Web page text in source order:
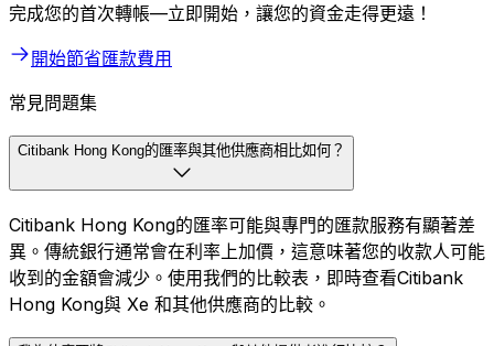
完成您的首次轉帳—立即開始，讓您的資金走得更遠！
開始節省匯款費用
常見問題集
Citibank Hong Kong的匯率與其他供應商相比如何？
Citibank Hong Kong的匯率可能與專門的匯款服務有顯著差
異。傳統銀行通常會在利率上加價，這意味著您的收款人可能
收到的金額會減少。使用我們的比較表，即時查看Citibank
Hong Kong與 Xe 和其他供應商的比較。